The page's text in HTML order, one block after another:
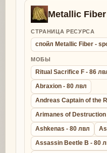
Metallic Fiber
СТРАНИЦА РЕСУРСА
спойл Metallic Fiber -
МОБЫ
Ritual Sacrifice F - 86
Abraxion - 80 лвл
Andreas Captain of the
Arimanes of Destruction
Ashkenas - 80 лвл
Assassin Beetle B - 80